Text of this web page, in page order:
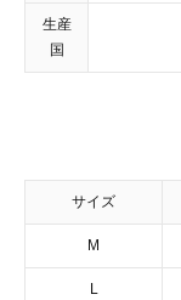
生産
国
サイズ
M
L